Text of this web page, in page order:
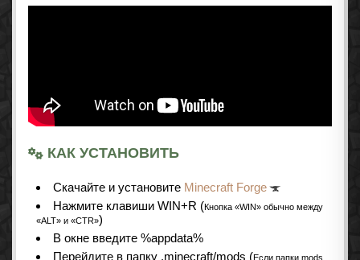
КАК УСТАНОВИТЬ
Cкачайте и установите Minecraft Forge
Нажмите клавиши WIN+R (Кнопка «WIN» обычно между
«ALT» и «CTR»)
В окне введите %appdata%
Перейдите в папку .minecraft/mods (Если папки mods